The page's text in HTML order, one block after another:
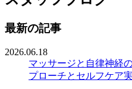
最新の記事
2026.06.18
マッサージと自律神経
プローチとセルフケア